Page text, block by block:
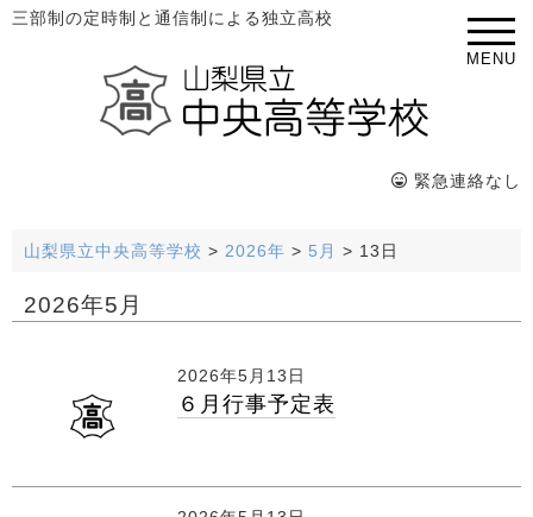
MENU
三部制の定時制と通信制による独立高校
緊急連絡なし
山梨県立中央高等学校 > 2026年 > 5月 > 13日
2026年5月
2026年5月13日
６月行事予定表